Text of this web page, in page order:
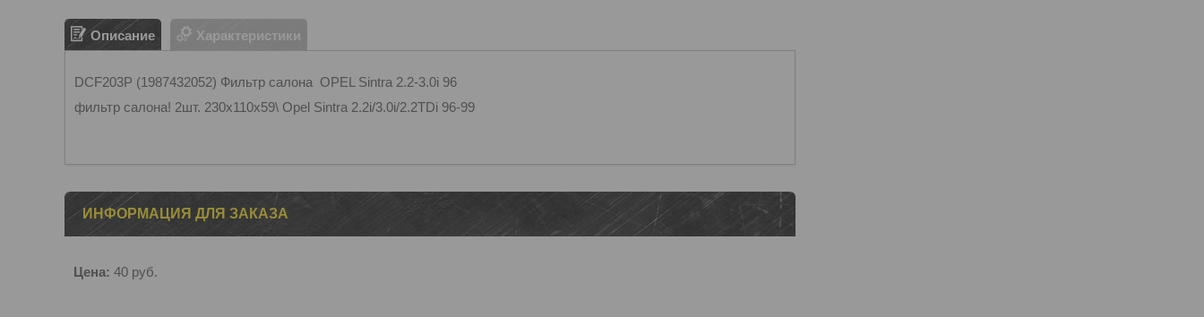
Описание Характеристики
DCF203P (1987432052) Фильтр салона OPEL Sintra 2.2-3.0i 96
фильтр салона! 2шт. 230x110x59\ Opel Sintra 2.2i/3.0i/2.2TDi 96-99
ИНФОРМАЦИЯ ДЛЯ ЗАКАЗА
Цена: 40 руб.